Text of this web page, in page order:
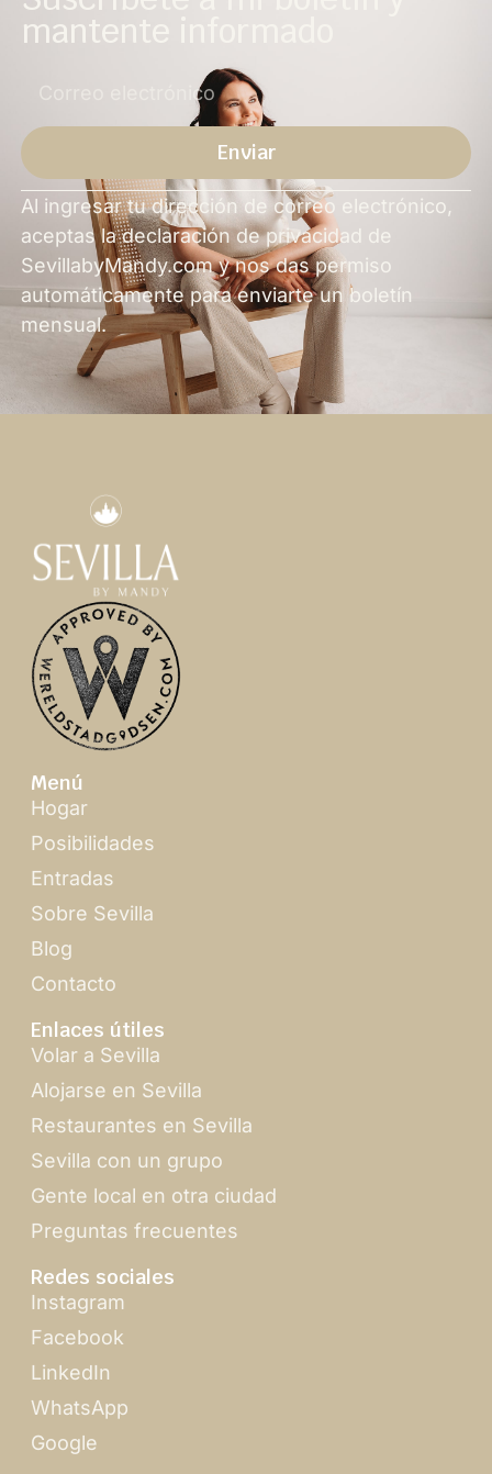
mantente informado
Enviar
Alternativa
Al ingresar tu dirección de correo electrónico,
aceptas la declaración de privacidad de
SevillabyMandy.com y nos das permiso
automáticamente para enviarte un boletín
mensual.
Menú
Hogar
Posibilidades
Entradas
Sobre Sevilla
Blog
Contacto
Enlaces útiles
Volar a Sevilla
Alojarse en Sevilla
Restaurantes en Sevilla
Sevilla con un grupo
Gente local en otra ciudad
Preguntas frecuentes
Redes sociales
Instagram
Facebook
LinkedIn
WhatsApp
Google